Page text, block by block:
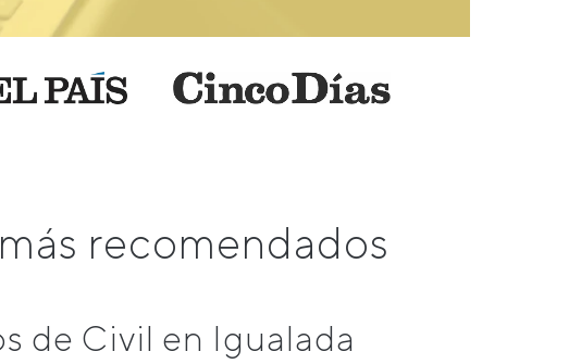
recomendados
de Civil en Igualada